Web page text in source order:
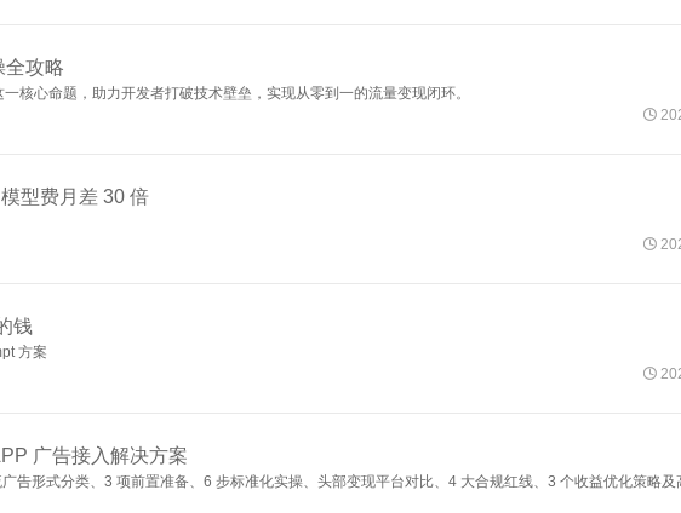
全攻略
核心命题，助力开发者打破技术壁垒，实现从零到一的流量变现闭环。

型费月差 30 倍

钱
方案

广告接入解决方案
告形式分类、3 项前置准备、6 步标准化实操、头部变现平台对比、4 大合规红线、3 个收益优化策略及